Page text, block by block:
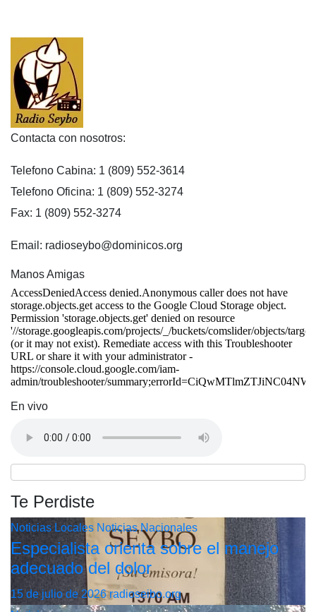
Contacta con nosotros:
Telefono Cabina: 1 (809) 552-3614
Telefono Oficina: 1 (809) 552-3274
Fax: 1 (809) 552-3274
Email: radioseybo@dominicos.org
Manos Amigas
En vivo
Te Perdiste
Noticias Locales Noticias Nacionales
Especialista orienta sobre el manejo
adecuado del dolor
15 de julio de 2026radioseibo.org